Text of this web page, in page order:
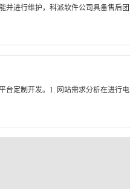
并进行维护，科派软件公司具备售后团
台定制开发。1. 网站需求分析在进行电